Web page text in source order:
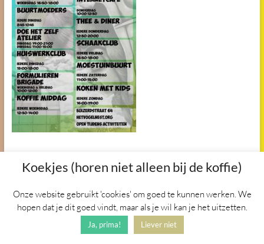
rechten voorbehouden. Thema
Spacious door ThemeGrill.
Aangedreven door:WordPress .
Koekjes (horen niet alleen bij de koffie)
Onze website gebruikt 'cookies' om goed te kunnen werken. We
hopen dat je dit goed vindt, maar als je wil kan je het uitzetten.
Ja, prima! Liever niet